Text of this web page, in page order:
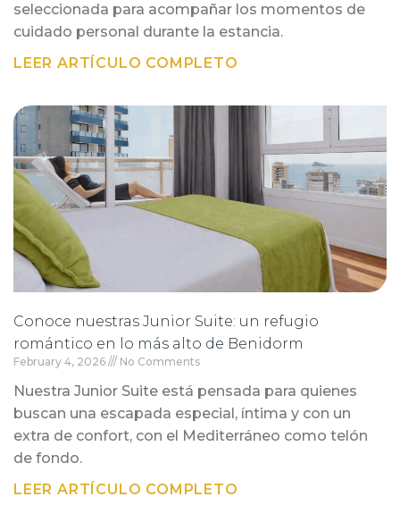
seleccionada para acompañar los momentos de
cuidado personal durante la estancia.
LEER ARTÍCULO COMPLETO
Conoce nuestras Junior Suite: un refugio
romántico en lo más alto de Benidorm
February 4, 2026 No Comments
Nuestra Junior Suite está pensada para quienes
buscan una escapada especial, íntima y con un
extra de confort, con el Mediterráneo como telón
de fondo.
LEER ARTÍCULO COMPLETO